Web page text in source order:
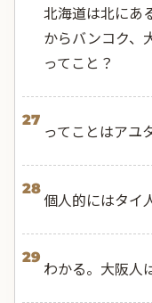
北海道は北にあ
からバンコク、
ってこと？
27
ってことはアユ
28
個人的にはタイ
29
わかる。大阪人